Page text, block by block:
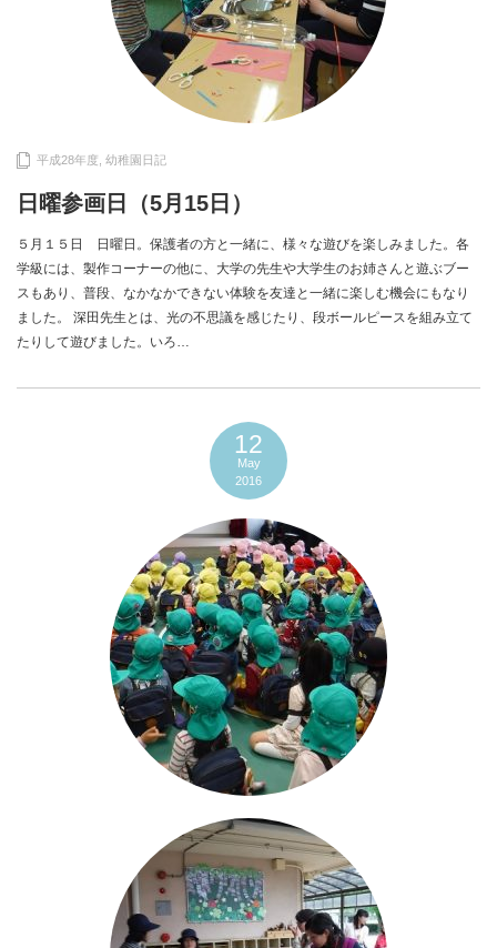
平成28年度 幼稚園日記
日曜参画日（5月15日）
５月１５日 日曜日。保護者の方と一緒に、様々な遊びを楽しみました。各
学級には、製作コーナーの他に、大学の先生や大学生のお姉さんと遊ぶブー
スもあり、普段、なかなかできない体験を友達と一緒に楽しむ機会にもなり
ました。 深田先生とは、光の不思議を感じたり、段ボールピースを組み立て
たりして遊びました。いろ…
12
May
2016